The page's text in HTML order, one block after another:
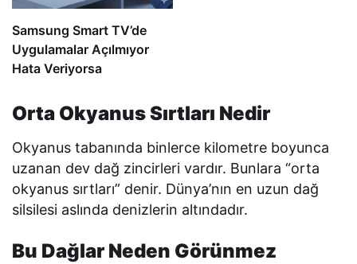
Samsung Smart TV’de
Uygulamalar Açılmıyor
Hata Veriyorsa
Orta Okyanus Sırtları Nedir
Okyanus tabanında binlerce kilometre boyunca
uzanan dev dağ zincirleri vardır. Bunlara “orta
okyanus sırtları” denir. Dünya’nın en uzun dağ
silsilesi aslında denizlerin altındadır.
Bu Dağlar Neden Görünmez